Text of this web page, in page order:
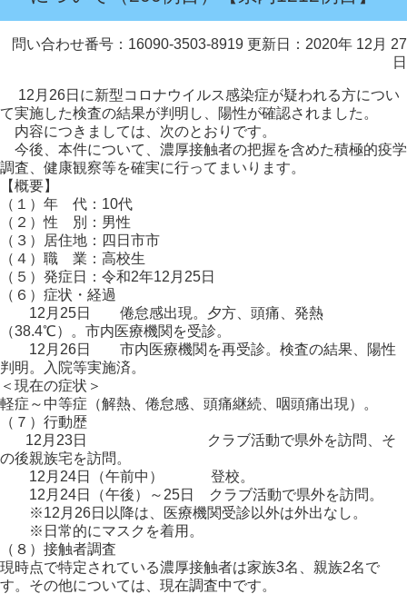
問い合わせ番号：16090-3503-8919 更新日：2020年 12月 27
日
12月26日に新型コロナウイルス感染症が疑われる方につい
て実施した検査の結果が判明し、陽性が確認されました。
内容につきましては、次のとおりです。
今後、本件について、濃厚接触者の把握を含めた積極的疫学
調査、健康観察等を確実に行ってまいります。
【概要】
（１）年 代：10代
（２）性 別：男性
（３）居住地：四日市市
（４）職 業：高校生
（５）発症日：令和2年12月25日
（６）症状・経過
12月25日 倦怠感出現。夕方、頭痛、発熱
（38.4℃）。市内医療機関を受診。
12月26日 市内医療機関を再受診。検査の結果、陽性
判明。入院等実施済。
＜現在の症状＞
軽症～中等症（解熱、倦怠感、頭痛継続、咽頭痛出現）。
（７）行動歴
12月23日 クラブ活動で県外を訪問、そ
の後親族宅を訪問。
12月24日（午前中） 登校。
12月24日（午後）～25日 クラブ活動で県外を訪問。
※12月26日以降は、医療機関受診以外は外出なし。
※日常的にマスクを着用。
（８）接触者調査
現時点で特定されている濃厚接触者は家族3名、親族2名で
す。その他については、現在調査中です。